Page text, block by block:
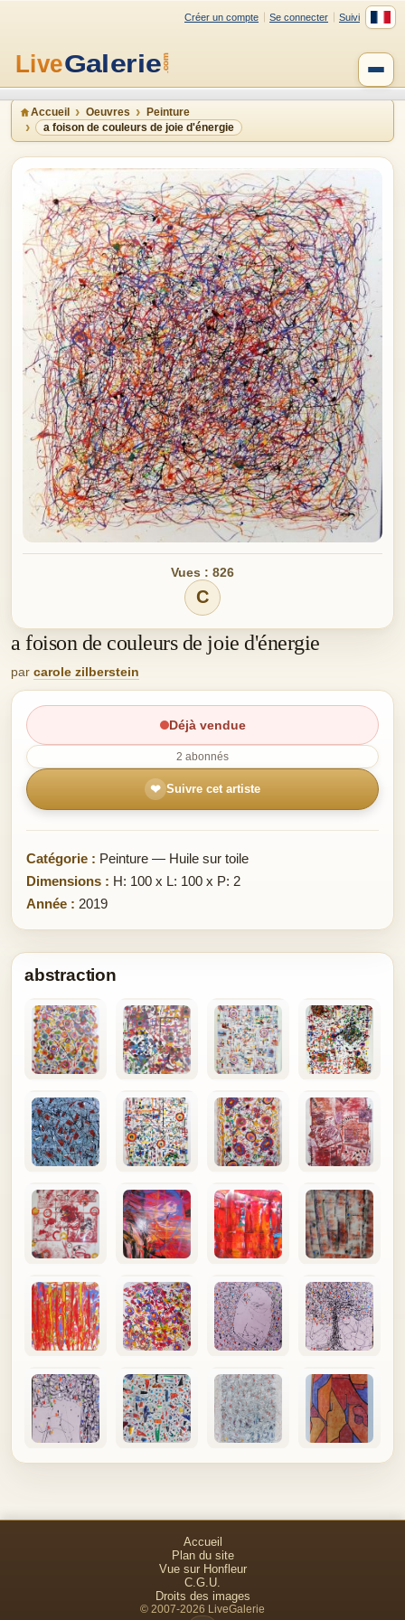
Créer un compte Se connecter Suivi
Accueil Oeuvres
Peinture
a foison de couleurs de joie d'énergie
Vues : 826
C
a foison de couleurs de joie d'énergie
par carole zilberstein
Déjà vendue
2 abonnés
❤ Suivre cet artiste
Catégorie : Peinture — Huile sur toile
Dimensions : H: 100 x L: 100 x P: 2
Année : 2019
abstraction
Accueil
Plan du site
Vue sur Honfleur
C.G.U.
Droits des images
© 2007-2026 LiveGalerie